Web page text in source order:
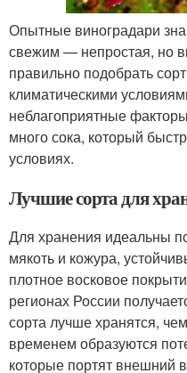
Опытные виноградари
свежим — непростая, но
правильно подобрать
климатическими
неблагоприятные
много сока, который
условиях.
Лучшие сорта для
Для хранения идеальны
мякоть и кожура,
плотное восковое
регионах России
сорта лучше хранятся,
временем образуются
которые портят внешний